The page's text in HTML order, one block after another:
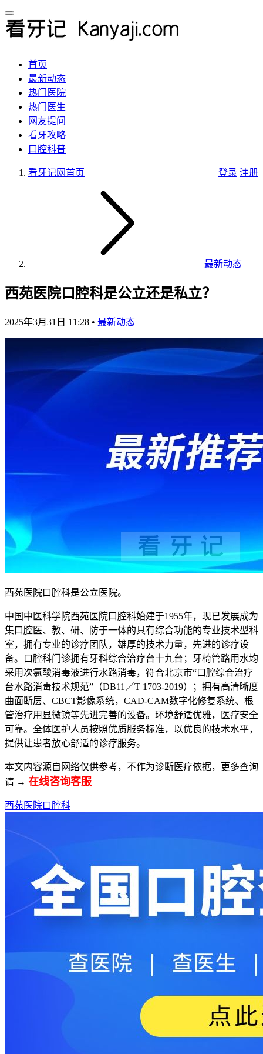
首页
最新动态
热门医院
热门医生
网友提问
看牙攻略
口腔科普
登录 注册
看牙记网首页
最新动态
西苑医院口腔科是公立还是私立？
2025年3月31日 11:28 • 最新动态
西苑医院口腔科是公立医院。
中国中医科学院西苑医院口腔科始建于1955年，现已发展成为
集口腔医、教、研、防于一体的具有综合功能的专业技术型科
室，拥有专业的诊疗团队，雄厚的技术力量，先进的诊疗设
备。口腔科门诊拥有牙科综合治疗台十九台；牙椅管路用水均
采用次氯酸消毒液进行水路消毒，符合北京市“口腔综合治疗
台水路消毒技术规范”（DB11／T 1703-2019）；拥有高清晰度
曲面断层、CBCT影像系统，CAD-CAM数字化修复系统、根
管治疗用显微镜等先进完善的设备。环境舒适优雅，医疗安全
可靠。全体医护人员按照优质服务标准，以优良的技术水平，
提供让患者放心舒适的诊疗服务。
本文内容源自网络仅供参考，不作为诊断医疗依据，更多查询
请 → 在线咨询客服
西苑医院口腔科